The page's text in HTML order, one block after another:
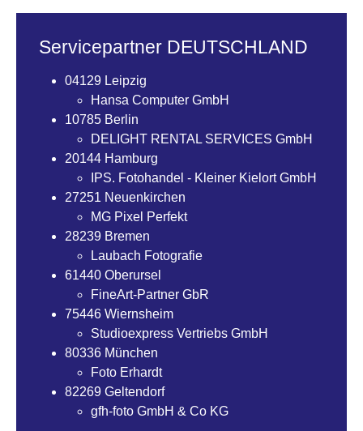
Servicepartner DEUTSCHLAND
04129 Leipzig
Hansa Computer GmbH
10785 Berlin
DELIGHT RENTAL SERVICES GmbH
20144 Hamburg
IPS. Fotohandel - Kleiner Kielort GmbH
27251 Neuenkirchen
MG Pixel Perfekt
28239 Bremen
Laubach Fotografie
61440 Oberursel
FineArt-Partner GbR
75446 Wiernsheim
Studioexpress Vertriebs GmbH
80336 München
Foto Erhardt
82269 Geltendorf
gfh-foto GmbH & Co KG